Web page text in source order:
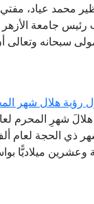
محمد عياد،
رئيس جامعة
سبحانه
هلال شهر المحرم
هلالَ شهرِ المحرم
ذي الحجة لعام
ميلاديًّا